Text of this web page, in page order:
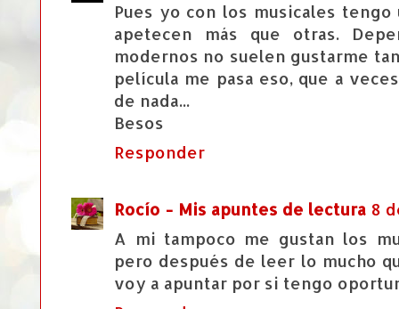
Pues yo con los musicales
apetecen más que otras.
modernos no suelen gustarme
película me pasa eso, que a
de nada...
Besos
Responder
Rocío - Mis apuntes de lectura 8
A mi tampoco me gustan los
pero después de leer lo mucho
voy a apuntar por si tengo